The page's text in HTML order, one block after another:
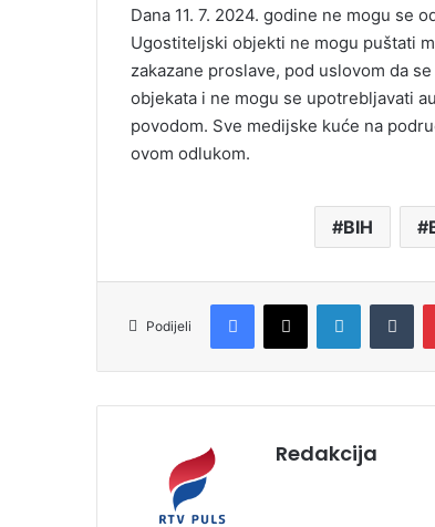
Dana 11. 7. 2024. godine ne mogu se
Ugostiteljski objekti ne mogu puštati
zakazane proslave, pod uslovom da
objekata i ne mogu se upotrebljavati
povodom. Sve medijske kuće na
ovom odlukom.
BIH
Podijeli
Redakcija